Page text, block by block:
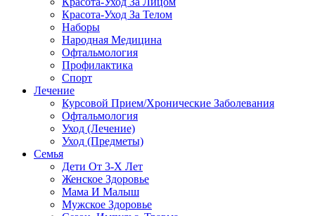
Красота-Уход За Телом
Наборы
Народная Медицина
Офтальмология
Профилактика
Спорт
Лечение
Курсовой Прием/Хронические Заболевания
Офтальмология
Уход (Лечение)
Уход (Предметы)
Семья
Дети От 3-Х Лет
Женское Здоровье
Мама И Малыш
Мужское Здоровье